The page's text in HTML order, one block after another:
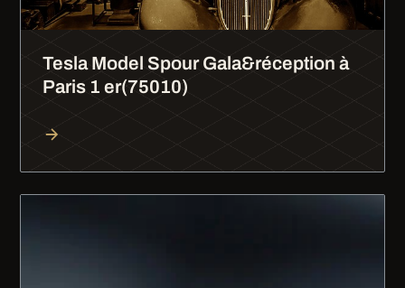
Tesla Model Spour Gala&réception à
Paris 1 er(75010)